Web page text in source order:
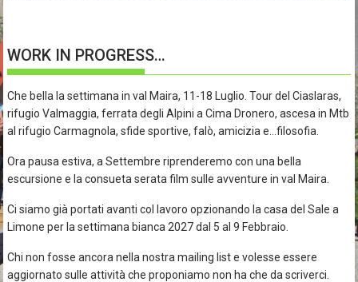
WORK IN PROGRESS…
Che bella la settimana in val Maira, 11-18 Luglio. Tour del Ciaslaras,
rifugio Valmaggia, ferrata degli Alpini a Cima Dronero, ascesa in Mtb
al rifugio Carmagnola, sfide sportive, falò, amicizia e…filosofia.
Ora pausa estiva, a Settembre riprenderemo con una bella
escursione e la consueta serata film sulle avventure in val Maira.
Ci siamo già portati avanti col lavoro opzionando la casa del Sale a
Limone per la settimana bianca 2027 dal 5 al 9 Febbraio.
Chi non fosse ancora nella nostra mailing list e volesse essere
aggiornato sulle attività che proponiamo non ha che da scriverci.